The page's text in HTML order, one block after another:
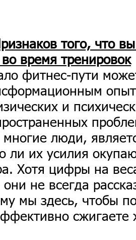
того, что
время тренировок
фитнес-пути
и
многие люди,
ли их усилия
Хотя цифры на
не всегда
мы здесь, чтобы